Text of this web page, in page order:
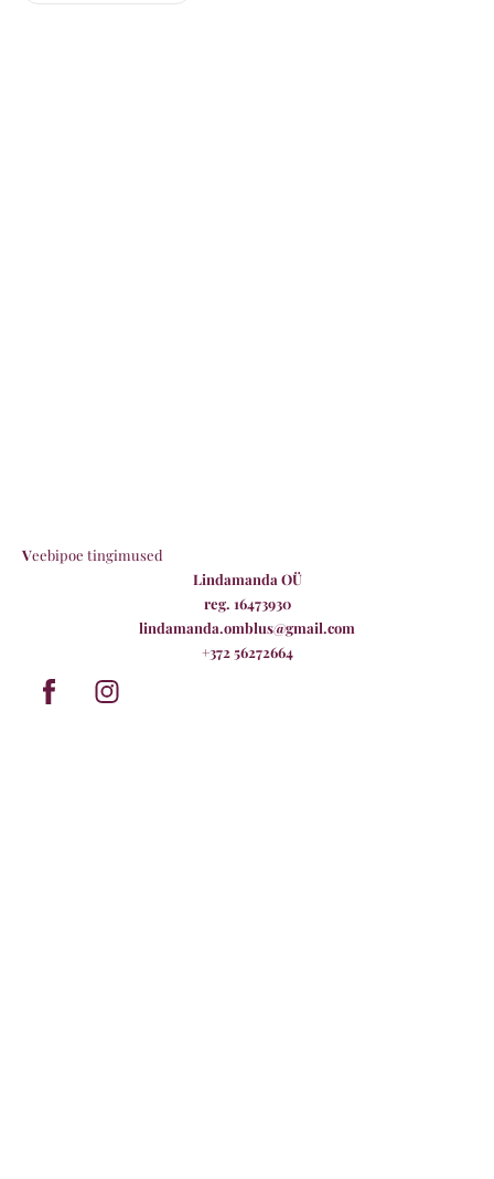
Veebipoe tingimused
Lindamanda OÜ
reg. 16473930
lindamanda.omblus@gmail.com
+372 56272664